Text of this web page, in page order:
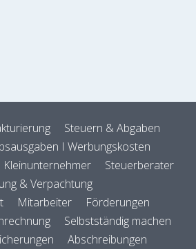
Steuern & Abgaben
I Werbungskosten
Kleinunternehmer
Steuerberater
& Verpachtung
Mitarbeiter
Förderungen
Selbstständig machen
Abschreibungen